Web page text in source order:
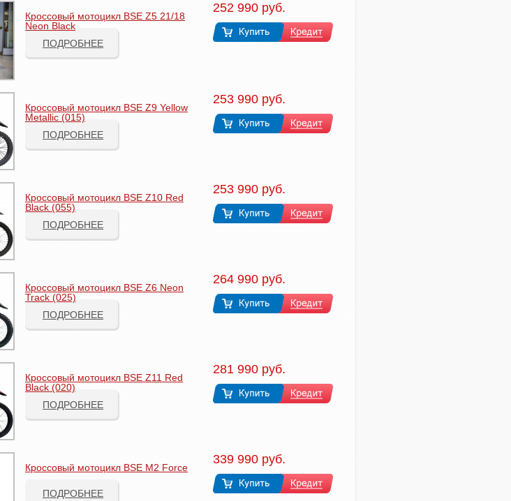
Кроссовый мотоцикл BSE Z5 21/18
Neon Black
ПОДРОБНЕЕ
252 990 руб.
Кроссовый мотоцикл BSE Z9 Yellow
Metallic (015)
ПОДРОБНЕЕ
253 990 руб.
Кроссовый мотоцикл BSE Z10 Red
Black (055)
ПОДРОБНЕЕ
253 990 руб.
Кроссовый мотоцикл BSE Z6 Neon
Track (025)
ПОДРОБНЕЕ
264 990 руб.
Кроссовый мотоцикл BSE Z11 Red
Black (020)
ПОДРОБНЕЕ
281 990 руб.
Кроссовый мотоцикл BSE M2 Force
ПОДРОБНЕЕ
339 990 руб.